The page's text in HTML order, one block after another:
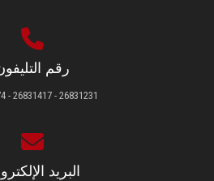
رقم
26831231 - 26831417 - 26831474
البريد